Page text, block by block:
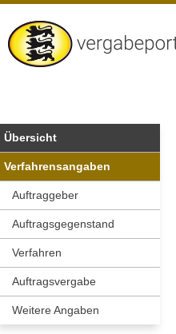
Vergabeportal
Baden-
Wuerttemberg
Übersicht
Verfahrensangaben
Auftraggeber
Auftragsgegenstand
Verfahren
Auftragsvergabe
Weitere Angaben